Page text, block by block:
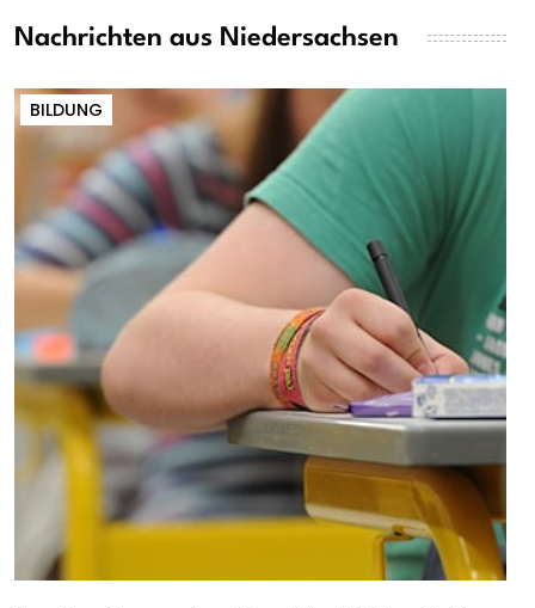
Nachrichten aus Niedersachsen
BILDUNG